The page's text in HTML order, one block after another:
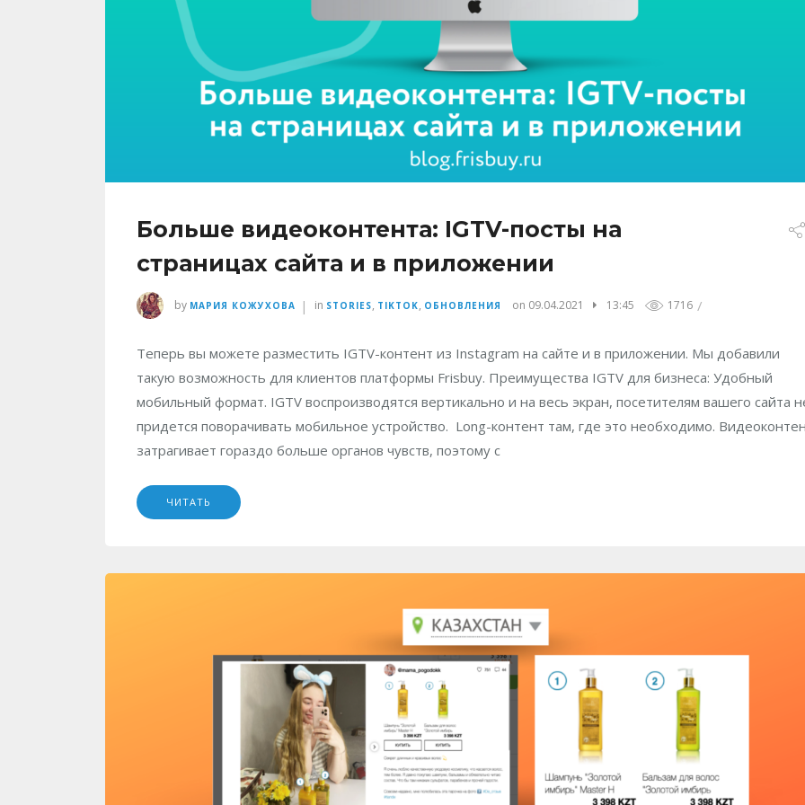
Больше видеоконтента: IGTV-посты на
страницах сайта и в приложении
by МАРИЯ КОЖУХОВА | in STORIES, TIKTOK, ОБНОВЛЕНИЯ on 09.04.2021 13:45 1716 /
Теперь вы можете разместить IGTV-контент из Instagram на сайте и в приложении. Мы добавили
такую возможность для клиентов платформы Frisbuy. Преимущества IGTV для бизнеса: Удобный
мобильный формат. IGTV воспроизводятся вертикально и на весь экран, посетителям вашего сайта
придется поворачивать мобильное устройство. Long-контент там, где это необходимо.
затрагивает гораздо больше органов чувств, поэтому с
ЧИТАТЬ